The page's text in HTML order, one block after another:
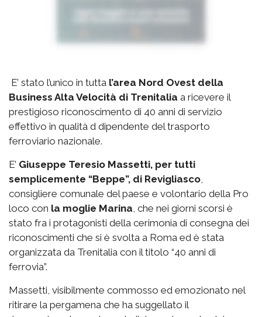
E’ stato l’unico in tutta l’area Nord Ovest della
Business Alta Velocità di Trenitalia a ricevere il
prestigioso riconoscimento di 40 anni di servizio
effettivo in qualità d dipendente del trasporto
ferroviario nazionale.
E’ Giuseppe Teresio Massetti, per tutti
semplicemente “Beppe”, di Revigliasco
consigliere comunale del paese e volontario della Pro
loco con la moglie Marina , che nei giorni scorsi è
stato fra i protagonisti della cerimonia di consegna dei
riconoscimenti che si è svolta a Roma ed è stata
organizzata da Trenitalia con il titolo “40 anni di
ferrovia”.
Massetti, visibilmente commosso ed emozionato nel
ritirare la pergamena che ha suggellato il